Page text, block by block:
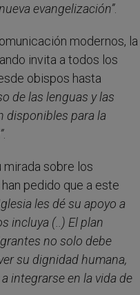
evangelización”.
modernos, la
invita a todos los
obispos hasta
de las lenguas y las
disponibles para la
.
mirada sobre los
pedido que a este
les dé su apoyo a
incluya (..) El plan
no solo debe
su dignidad humana,
integrarse en la vida de